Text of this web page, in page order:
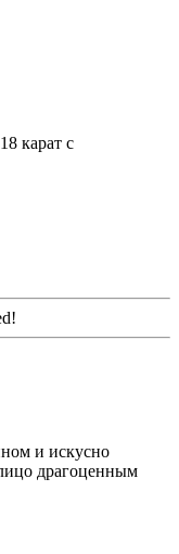
карат с
и искусно
драгоценным